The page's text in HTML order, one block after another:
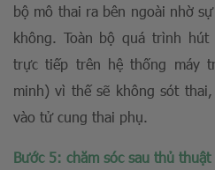
bộ mô thai ra bên ngoài nhờ
không. Toàn bộ quá trình
trực tiếp trên hệ thống máy
minh) vì thế sẽ không sót
vào tử cung thai phụ.
Bước 5: chăm sóc sau thủ thuật